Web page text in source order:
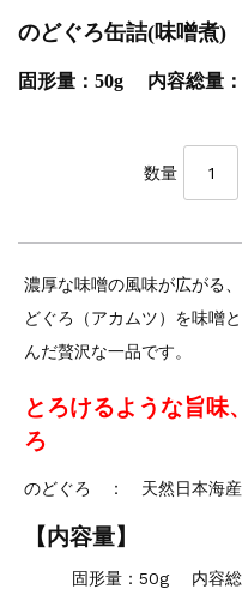
のどぐろ缶詰(味噌煮)
固形量：50g 内容総量
数量
濃厚な味噌の風味が広がる
どぐろ（アカムツ）を味噌
んだ贅沢な一品です。
とろけるような旨
ろ
のどぐろ ： 天然日本海産
【内容量】
固形量：50g 内容